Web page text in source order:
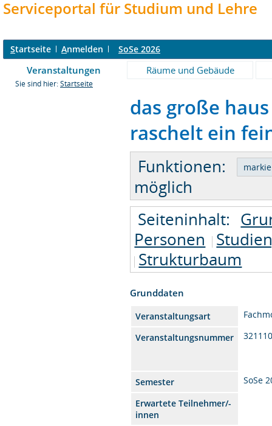
Serviceportal für Studium und Lehre
Startseite Anmelden SoSe 2026
Veranstaltungen Räume und Gebäude
Sie sind hier: Startseite
das große
raschelt ein
Funktionen:
möglich
Seiteninhalt:
Personen
Strukturbaum
Grunddaten
Veranstaltungsart
Veranstaltungsnummer
Semester
SoSe
Erwartete Teilnehmer/-
innen